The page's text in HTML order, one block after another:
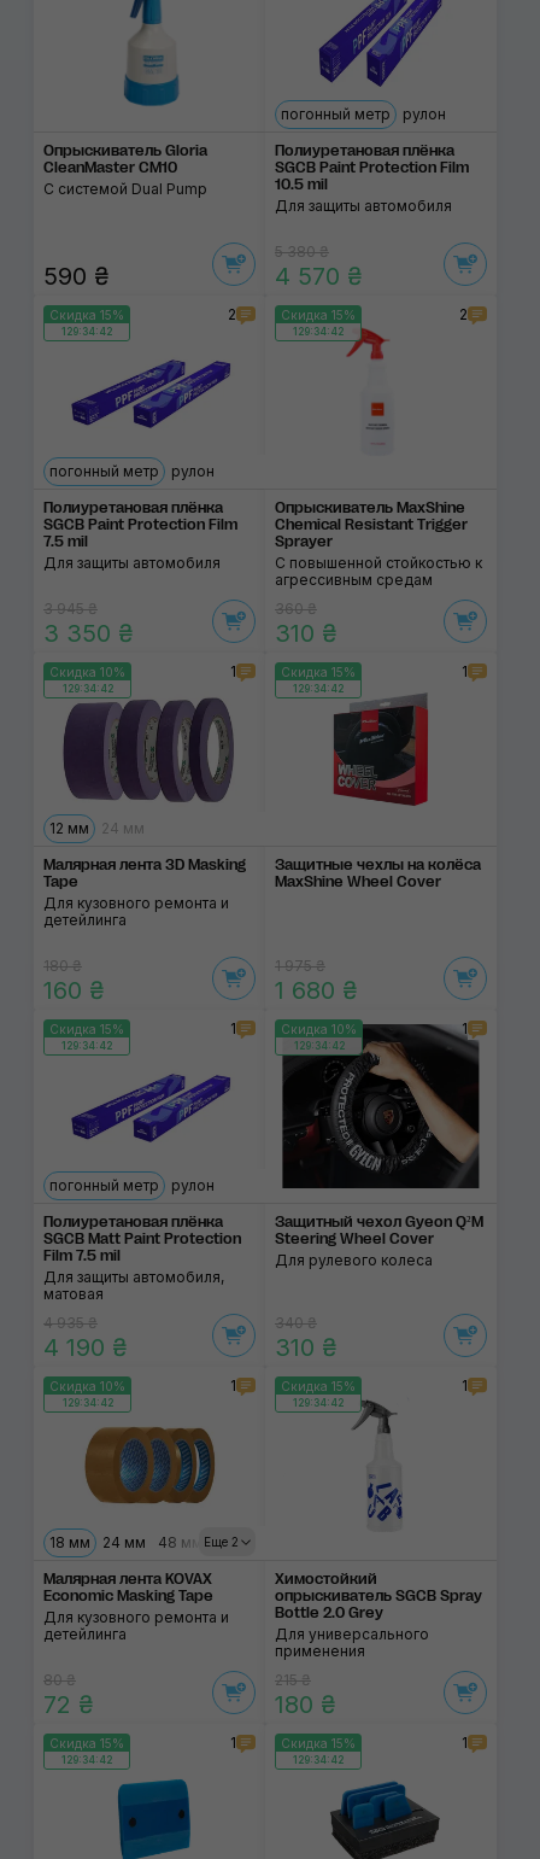
Опрыскиватель Gloria
CleanMaster CM10
С системой Dual Pump
590 ₴
погонный метр рулон
Полиуретановая плёнка
SGCB Paint Protection Film
10.5 mil
Для защиты автомобиля
5 380 ₴
4 570 ₴
Скидка 15%
129:34:42
2
погонный метр рулон
Полиуретановая плёнка
SGCB Paint Protection Film
7.5 mil
Для защиты автомобиля
3 945 ₴
3 350 ₴
Скидка 15%
129:34:42
2
Опрыскиватель MaxShine
Chemical Resistant Trigger
Sprayer
С повышенной стойкостью к
агрессивным средам
360 ₴
310 ₴
Скидка 10%
129:34:42
1
12 мм 24 мм
Малярная лента 3D Masking
Tape
Для кузовного ремонта и
детейлинга
180 ₴
160 ₴
Скидка 15%
129:34:42
1
Защитные чехлы на колёса
MaxShine Wheel Cover
1 975 ₴
1 680 ₴
Скидка 15%
129:34:42
1
погонный метр рулон
Полиуретановая плёнка
SGCB Matt Paint Protection
Film 7.5 mil
Для защиты автомобиля,
матовая
4 935 ₴
4 190 ₴
Скидка 10%
129:34:42
1
Защитный чехол Gyeon Q²M
Steering Wheel Cover
Для рулевого колеса
340 ₴
310 ₴
Скидка 10%
129:34:42
1
Еще 2
18 мм 24 мм 48 мм 36 мм
Малярная лента KOVAX
Economic Masking Tape
Для кузовного ремонта и
детейлинга
80 ₴
72 ₴
Скидка 15%
129:34:42
1
Химостойкий
опрыскиватель SGCB Spray
Bottle 2.0 Grey
Для универсального
применения
215 ₴
180 ₴
Скидка 15%
129:34:42
1 Скидка 15%
129:34:42
1